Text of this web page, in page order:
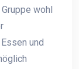
wohl
und